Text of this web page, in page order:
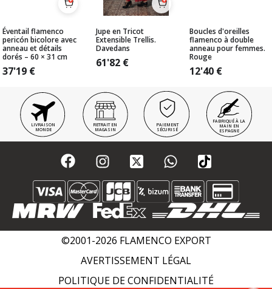
Éventail flamenco
pericón bicolore avec
anneau et détails
dorés – 60 × 31 cm
37'19 €
Jupe en Tricot
Extensible Trellis.
Davedans
61'82 €
Boucles d'oreilles
flamenco à double
anneau pour femmes.
Rouge
12'40 €
LIVRAISON
MONDE
RETRAIT EN
MAGASIN
PAIEMENT
SÉCURISÉ
FABRIQUÉ À LA
MAIN EN
ESPAGNE
©2001-2026 FLAMENCO EXPORT
AVERTISSEMENT LÉGAL
POLITIQUE DE CONFIDENTIALITÉ